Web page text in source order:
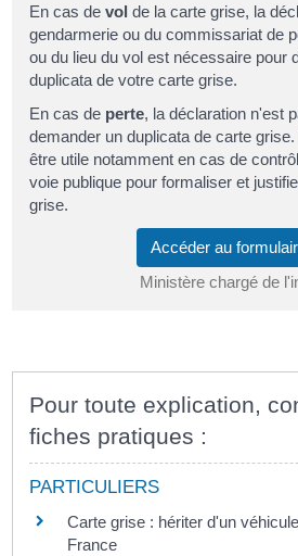
En cas devol de la carte grise, la
gendarmerie ou du commissariat de
ou du lieu du vol est nécessaire pour
duplicata de votre carte grise.
En cas de perte, la déclaration n'est
demander un duplicata de carte
être utile notamment en cas de
voie publique pour formaliser et
grise.
Accéder au
Ministère chargé de
Pour toute explication,
fiches pratiques :
PARTICULIERS
Carte grise : hériter d'un
France